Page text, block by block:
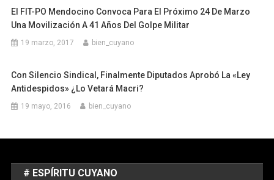
El FIT-PO Mendocino Convoca Para El Próximo 24 De Marzo
Una Movilización A 41 Años Del Golpe Militar
19 marzo, 2017 bien_cuyano
Con Silencio Sindical, Finalmente Diputados Aprobó La «Ley
Antidespidos» ¿Lo Vetará Macri?
19 mayo, 2016 bien_cuyano
# ESPÍRITU CUYANO